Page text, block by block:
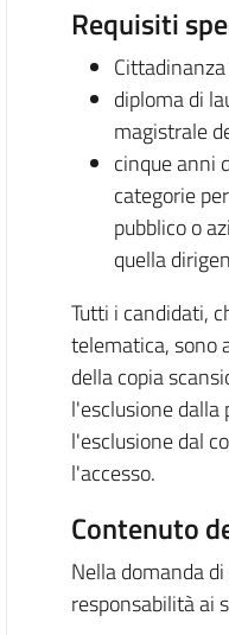
Requisiti
diploma di
magistrale
cinque anni
categorie
pubblico o
quella
Tutti i candidati,
telematica, sono
della copia
l'esclusione dalla
l'esclusione dal
l'accesso.
Contenuto
Nella domanda
responsabilità ai